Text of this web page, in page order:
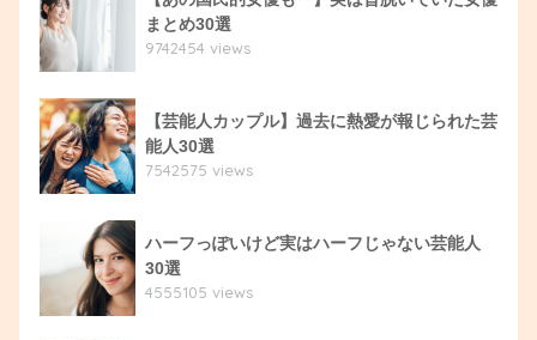
まとめ30選
9742454 views
【芸能人カップル】過去に熱愛が報じられた芸
能人30選
7542575 views
ハーフっぽいけど実はハーフじゃない芸能人
30選
4555105 views